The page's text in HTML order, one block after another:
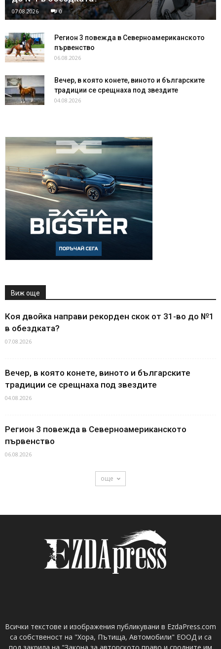
07.08.2026 0
Регион 3 повежда в Северноамериканското
първенство
06.08.2026
Вечер, в която конете, виното и българските
традиции се срещнаха под звездите
04.08.2026
Виж още
Коя двойка направи рекорден скок от 31-во до №1
в обездката?
07.08.2026
Вечер, в която конете, виното и българските
традиции се срещнаха под звездите
04.08.2026
Регион 3 повежда в Северноамериканското
първенство
06.08.2026
още
Всички текстове и изображения публикувани в EzdaPress.com
са собственост на "Хора, Пътища, Автомобили" ЕООД и са
под закрила на "Закона за авторското право и сродните им